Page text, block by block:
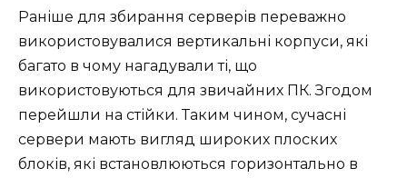
Раніше для збирання серверів переважно
використовувалися вертикальні корпуси, які
багато в чому нагадували ті, що
використовуються для звичайних ПК. Згодом
перейшли на стійки. Таким чином, сучасні
сервери мають вигляд широких плоских
блоків, які встановлюються горизонтально в